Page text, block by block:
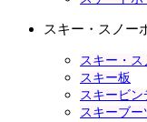
スキー・スノー
スキー・
スキー板
スキービン
スキーブー